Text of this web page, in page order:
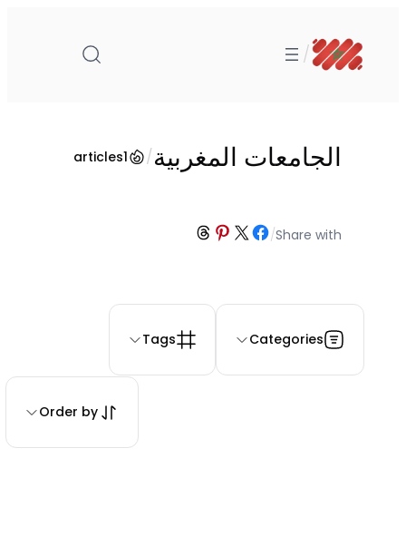
المحتوى
/
الجامعات المغربية/
1
articles
Share with
/
Share on Facebook
Share on X
Share on Pinterest
Share on Threads
Categories
Tags
Order by